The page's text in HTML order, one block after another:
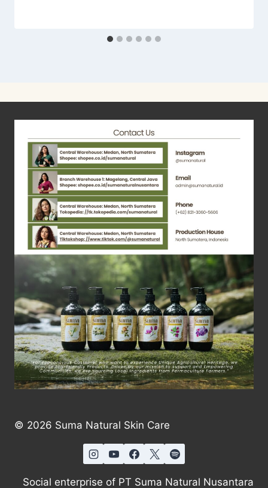
© 2026 Suma Natural Skin Care
Social enterprise of PT Suma Natural Nusantara